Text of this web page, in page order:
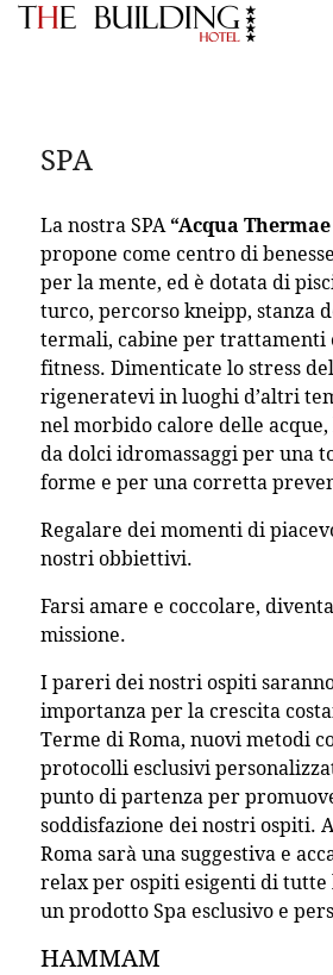
SPA
La nostra SPA“Acqua
propone come centro di
per la mente, ed è dotata di
turco, percorso kneipp, stanza
termali, cabine per trattamenti
fitness. Dimenticate lo stress
rigeneratevi in luoghi d’altri
nel morbido calore delle
da dolci idromassaggi per una
forme e per una corretta
Regalare dei momenti di
nostri obbiettivi.
Farsi amare e coccolare,
missione.
I pareri dei nostri ospiti
importanza per la crescita
Terme di Roma, nuovi metodi
protocolli esclusivi
punto di partenza per
soddisfazione dei nostri ospiti.
Roma sarà una suggestiva e
relax per ospiti esigenti di tutte
un prodotto Spa esclusivo e
HAMMAM